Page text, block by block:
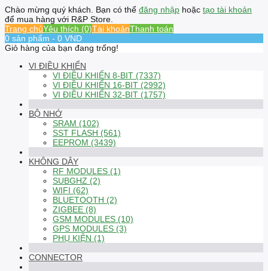
Chào mừng quý khách. Bạn có thể đăng nhập hoặc tạo tài khoản
để mua hàng với R&P Store.
Trang chủYêu thích (0)Tài khoảnThanh toán
0 sản phẩm - 0 VND
Giỏ hàng của bạn đang trống!
VI ĐIỀU KHIỂN
VI ĐIỀU KHIỂN 8-BIT (7337)
VI ĐIỀU KHIỂN 16-BIT (2992)
VI ĐIỀU KHIỂN 32-BIT (1757)
BỘ NHỚ
SRAM (102)
SST FLASH (561)
EEPROM (3439)
KHÔNG DÂY
RF MODULES (1)
SUBGHZ (2)
WIFI (62)
BLUETOOTH (2)
ZIGBEE (8)
GSM MODULES (10)
GPS MODULES (3)
PHỤ KIỆN (1)
CONNECTOR